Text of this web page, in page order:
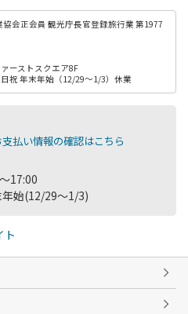
会正会員 観光庁長官登録旅行業 第1977
ーストスクエア8F
祝 年末年始（12/29～1/3）休業
払い情報の確認はこちら
17:00
始(12/29～1/3)
ト